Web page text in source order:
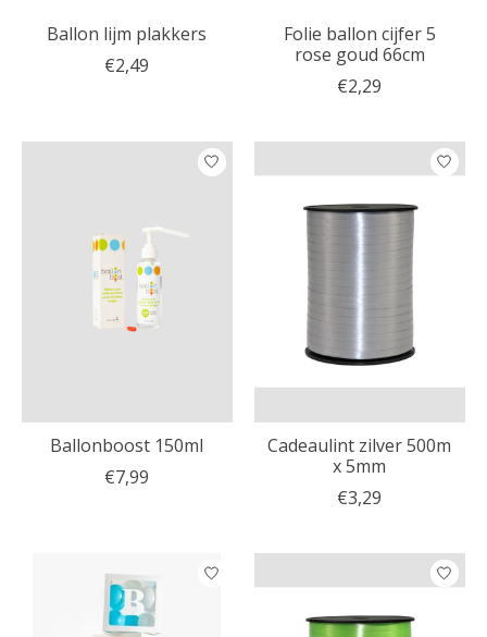
Ballon lijm plakkers
€2,49
Folie ballon cijfer 5
rose goud 66cm
€2,29
Ballonboost 150ml
€7,99
Cadeaulint zilver 500m
x 5mm
€3,29